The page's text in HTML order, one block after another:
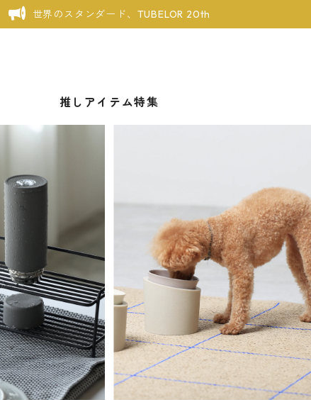
世界のスタンダード、TUBELOR 20th
推しアイテム特集